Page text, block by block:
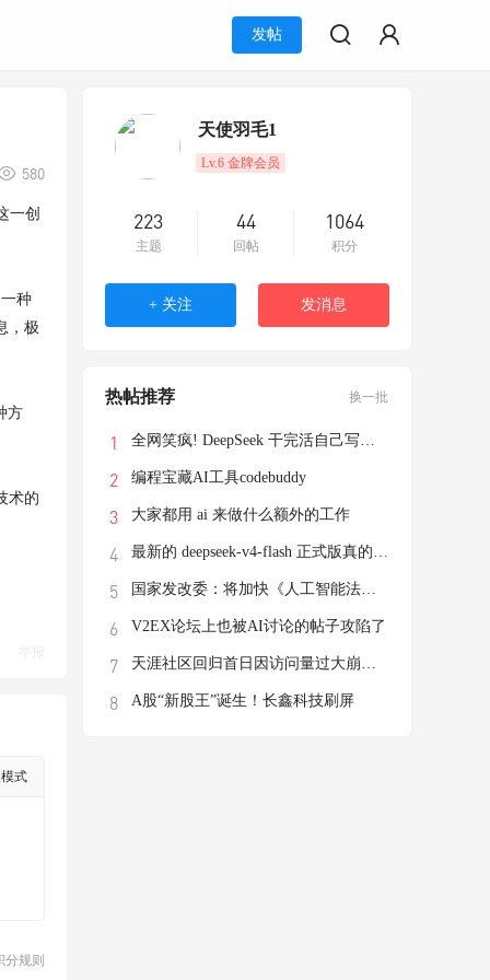
发帖
580
一创
种
，极
方
术的
式
分规则
天使羽毛1
Lv.6 金牌会员
223
主题
44
回帖
1064
积分
+ 关注 发消息
热帖推荐 换一批
全网笑疯! DeepSeek 干完活自己写了个游戏
编程宝藏AI工具codebuddy
大家都用 ai 来做什么额外的工作
最新的 deepseek-v4-flash 正式版真的有这
国家发改委：将加快《人工智能法》立法进程
V2EX论坛上也被AI讨论的帖子攻陷了
天涯社区回归首日因访问量过大崩溃，前执行
A股“新股王”诞生！长鑫科技刷屏